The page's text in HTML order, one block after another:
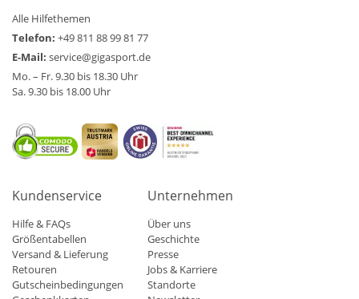
Alle Hilfethemen
Telefon: +49 811 88 99 81 77
E-Mail: service@gigasport.de
Mo. – Fr. 9.30 bis 18.30 Uhr
Sa. 9.30 bis 18.00 Uhr
Kundenservice
Hilfe & FAQs
Größentabellen
Versand & Lieferung
Retouren
Gutscheinbedingungen
Unternehmen
Über uns
Geschichte
Presse
Jobs & Karriere
Standorte